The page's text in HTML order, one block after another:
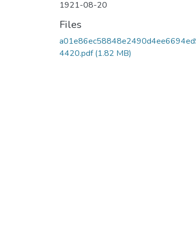
1921-08-20
Files
4420.pdf(1.82 MB)